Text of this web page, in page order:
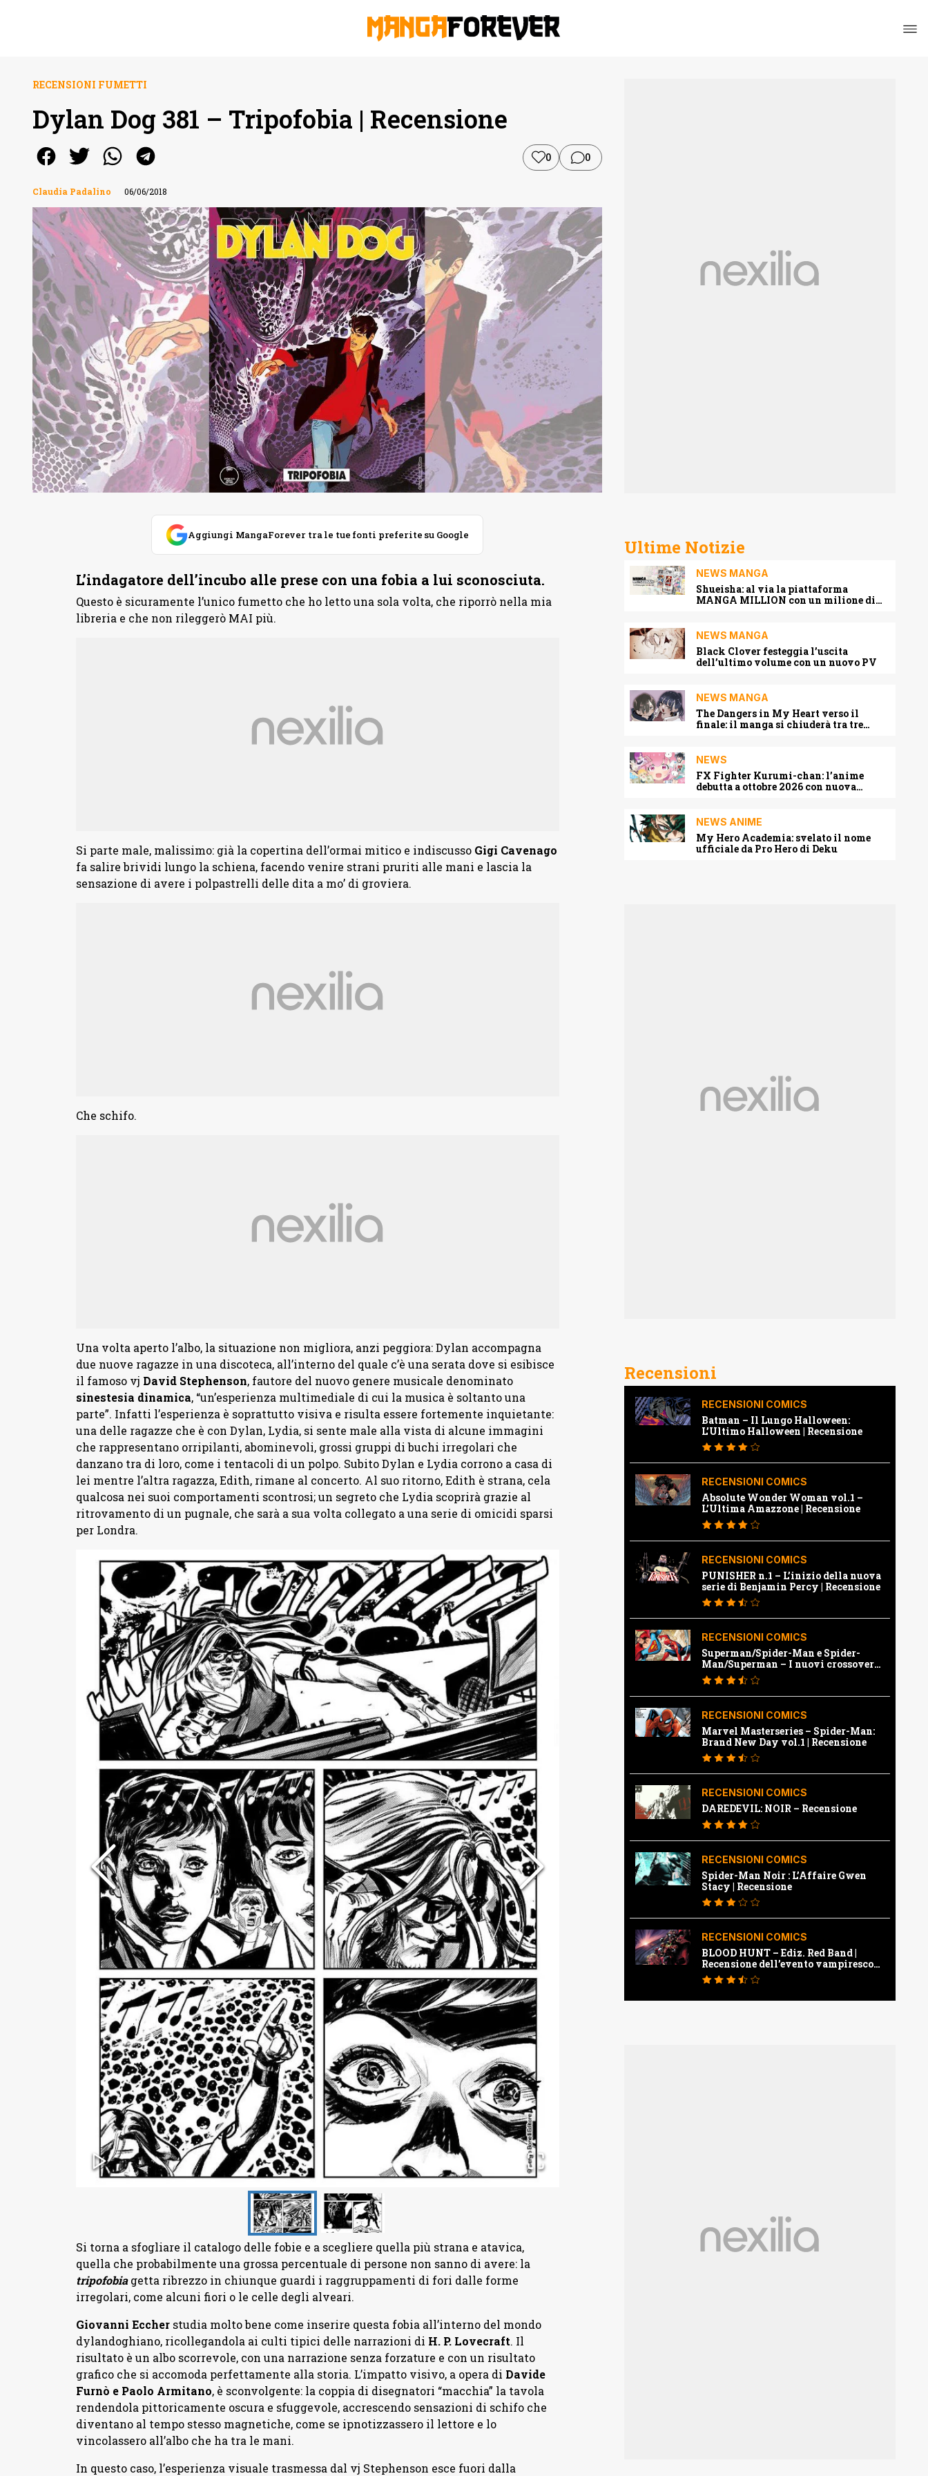
RECENSIONI FUMETTI
Dylan Dog 381 – Tripofobia | Recensione
0 0
Claudia Padalino 06/06/2018
Aggiungi MangaForever tra le tue fonti preferite su Google
L’indagatore dell’incubo alle prese con una fobia a lui sconosciuta.
Questo è sicuramente l’unico fumetto che ho letto una sola volta, che riporrò nella mia
libreria e che non rileggerò MAI più.
Si parte male, malissimo: già la copertina dell’ormai mitico e indiscusso Gigi Cavenago
fa salire brividi lungo la schiena, facendo venire strani pruriti alle mani e lascia la
sensazione di avere i polpastrelli delle dita a mo’ di groviera.
Che schifo.
Una volta aperto l’albo, la situazione non migliora, anzi peggiora: Dylan accompagna
due nuove ragazze in una discoteca, all’interno del quale c’è una serata dove si esibisce
il famoso vj David Stephenson, fautore del nuovo genere musicale denominato
sinestesia dinamica, “un’esperienza multimediale di cui la musica è soltanto una
parte”. Infatti l’esperienza è soprattutto visiva e risulta essere fortemente inquietante:
una delle ragazze che è con Dylan, Lydia, si sente male alla vista di alcune immagini
che rappresentano orripilanti, abominevoli, grossi gruppi di buchi irregolari che
danzano tra di loro, come i tentacoli di un polpo. Subito Dylan e Lydia corrono a casa di
lei mentre l’altra ragazza, Edith, rimane al concerto. Al suo ritorno, Edith è strana, cela
qualcosa nei suoi comportamenti scontrosi; un segreto che Lydia scoprirà grazie al
ritrovamento di un pugnale, che sarà a sua volta collegato a una serie di omicidi sparsi
per Londra.
Si torna a sfogliare il catalogo delle fobie e a scegliere quella più strana e atavica,
quella che probabilmente una grossa percentuale di persone non sanno di avere: la
tripofobiagetta ribrezzo in chiunque guardi i raggruppamenti di fori dalle forme
irregolari, come alcuni fiori o le celle degli alveari.
Giovanni Eccherstudia molto bene come inserire questa fobia all’interno del mondo
dylandoghiano, ricollegandola ai culti tipici delle narrazioni di H. P. Lovecraft. Il
risultato è un albo scorrevole, con una narrazione senza forzature e con un risultato
grafico che si accomoda perfettamente alla storia. L’impatto visivo, a opera di Davide
Furnò e Paolo Armitano, è sconvolgente: la coppia di disegnatori “macchia” la tavola
rendendola pittoricamente oscura e sfuggevole, accrescendo sensazioni di schifo che
diventano al tempo stesso magnetiche, come se ipnotizzassero il lettore e lo
vincolassero all’albo che ha tra le mani.
In questo caso, l’esperienza visuale trasmessa dal vj Stephenson esce fuori dalla
Ultime Notizie
NEWS MANGA
Shueisha: al via la piattaforma
MANGA MILLION con un milione di
NEWS MANGA
Black Clover festeggia l’uscita
dell’ultimo volume con un nuovo PV
NEWS MANGA
The Dangers in My Heart verso il
finale: il manga si chiuderà tra tre
NEWS
FX Fighter Kurumi-chan: l’anime
debutta a ottobre 2026 con nuova
NEWS ANIME
My Hero Academia: svelato il nome
ufficiale da Pro Hero di Deku
Recensioni
RECENSIONI COMICS
Batman – Il Lungo Halloween:
L’Ultimo Halloween | Recensione
RECENSIONI COMICS
Absolute Wonder Woman vol.1 –
L’Ultima Amazzone | Recensione
RECENSIONI COMICS
PUNISHER n.1 – L’inizio della nuova
serie di Benjamin Percy | Recensione
RECENSIONI COMICS
Superman/Spider-Man e Spider-
Man/Superman – I nuovi crossover
Marvel e Dc | Recensione
RECENSIONI COMICS
Marvel Masterseries – Spider-Man:
Brand New Day vol.1 | Recensione
RECENSIONI COMICS
DAREDEVIL: NOIR – Recensione
RECENSIONI COMICS
Spider-Man Noir : L’Affaire Gwen
Stacy | Recensione
RECENSIONI COMICS
BLOOD HUNT – Ediz. Red Band |
Recensione dell’evento vampiresco
della Marvel